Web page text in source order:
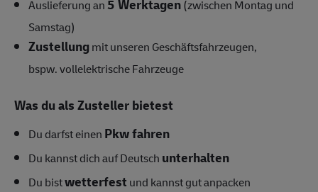
Auslieferung an5 Werktagen(zwischen Montag und
Samstag)
Zustellungmit unseren Geschäftsfahrzeugen,
bspw.vollelektrische Fahrzeuge
Was du als Zusteller bietest
Du darfst einen Pkw fahren
Du kannst dich auf Deutsch unterhalten
Du bistwetterfest und kannst gut anpacken